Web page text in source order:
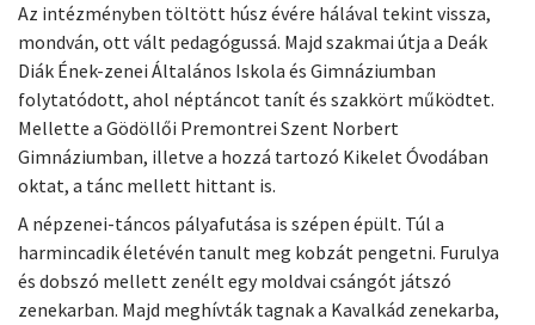
Az intézményben töltött húsz évére hálával tekint vissza,
mondván, ott vált pedagógussá. Majd szakmai útja a Deák
Diák Ének-zenei Általános Iskola és Gimnáziumban
folytatódott, ahol néptáncot tanít és szakkört működtet.
Mellette a Gödöllői Premontrei Szent Norbert
Gimnáziumban, illetve a hozzá tartozó Kikelet Óvodában
oktat, a tánc mellett hittant is.
A népzenei-táncos pályafutása is szépen épült. Túl a
harmincadik életévén tanult meg kobzát pengetni. Furulya
és dobszó mellett zenélt egy moldvai csángót játszó
zenekarban. Majd meghívták tagnak a Kavalkád zenekarba,